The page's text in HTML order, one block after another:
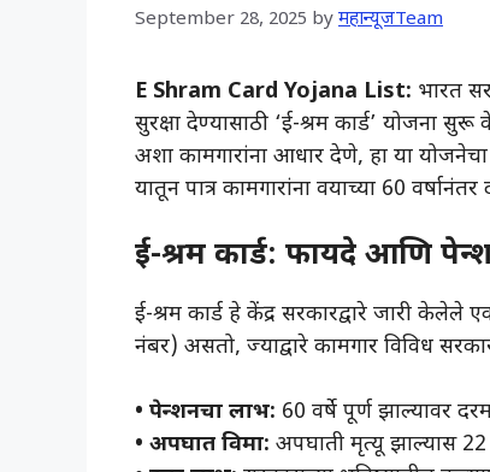
September 28, 2025 by महान्यूजTeam
E Shram Card Yojana List: भारत
सुरक्षा देण्यासाठी ‘ई-श्रम कार्ड’
अशा कामगारांना आधार देणे, हा या
यातून पात्र कामगारांना वयाच्या 60
ई-श्रम कार्ड: फायदे आणि
ई-श्रम कार्ड हे केंद्र सरकारद्वारे जारी
नंबर) असतो, ज्याद्वारे कामगार विविध
• पेन्शनचा लाभ: 60 वर्षे पूर्ण झाल्यावर
• अपघात विमा: अपघाती मृत्यू झाल्यास